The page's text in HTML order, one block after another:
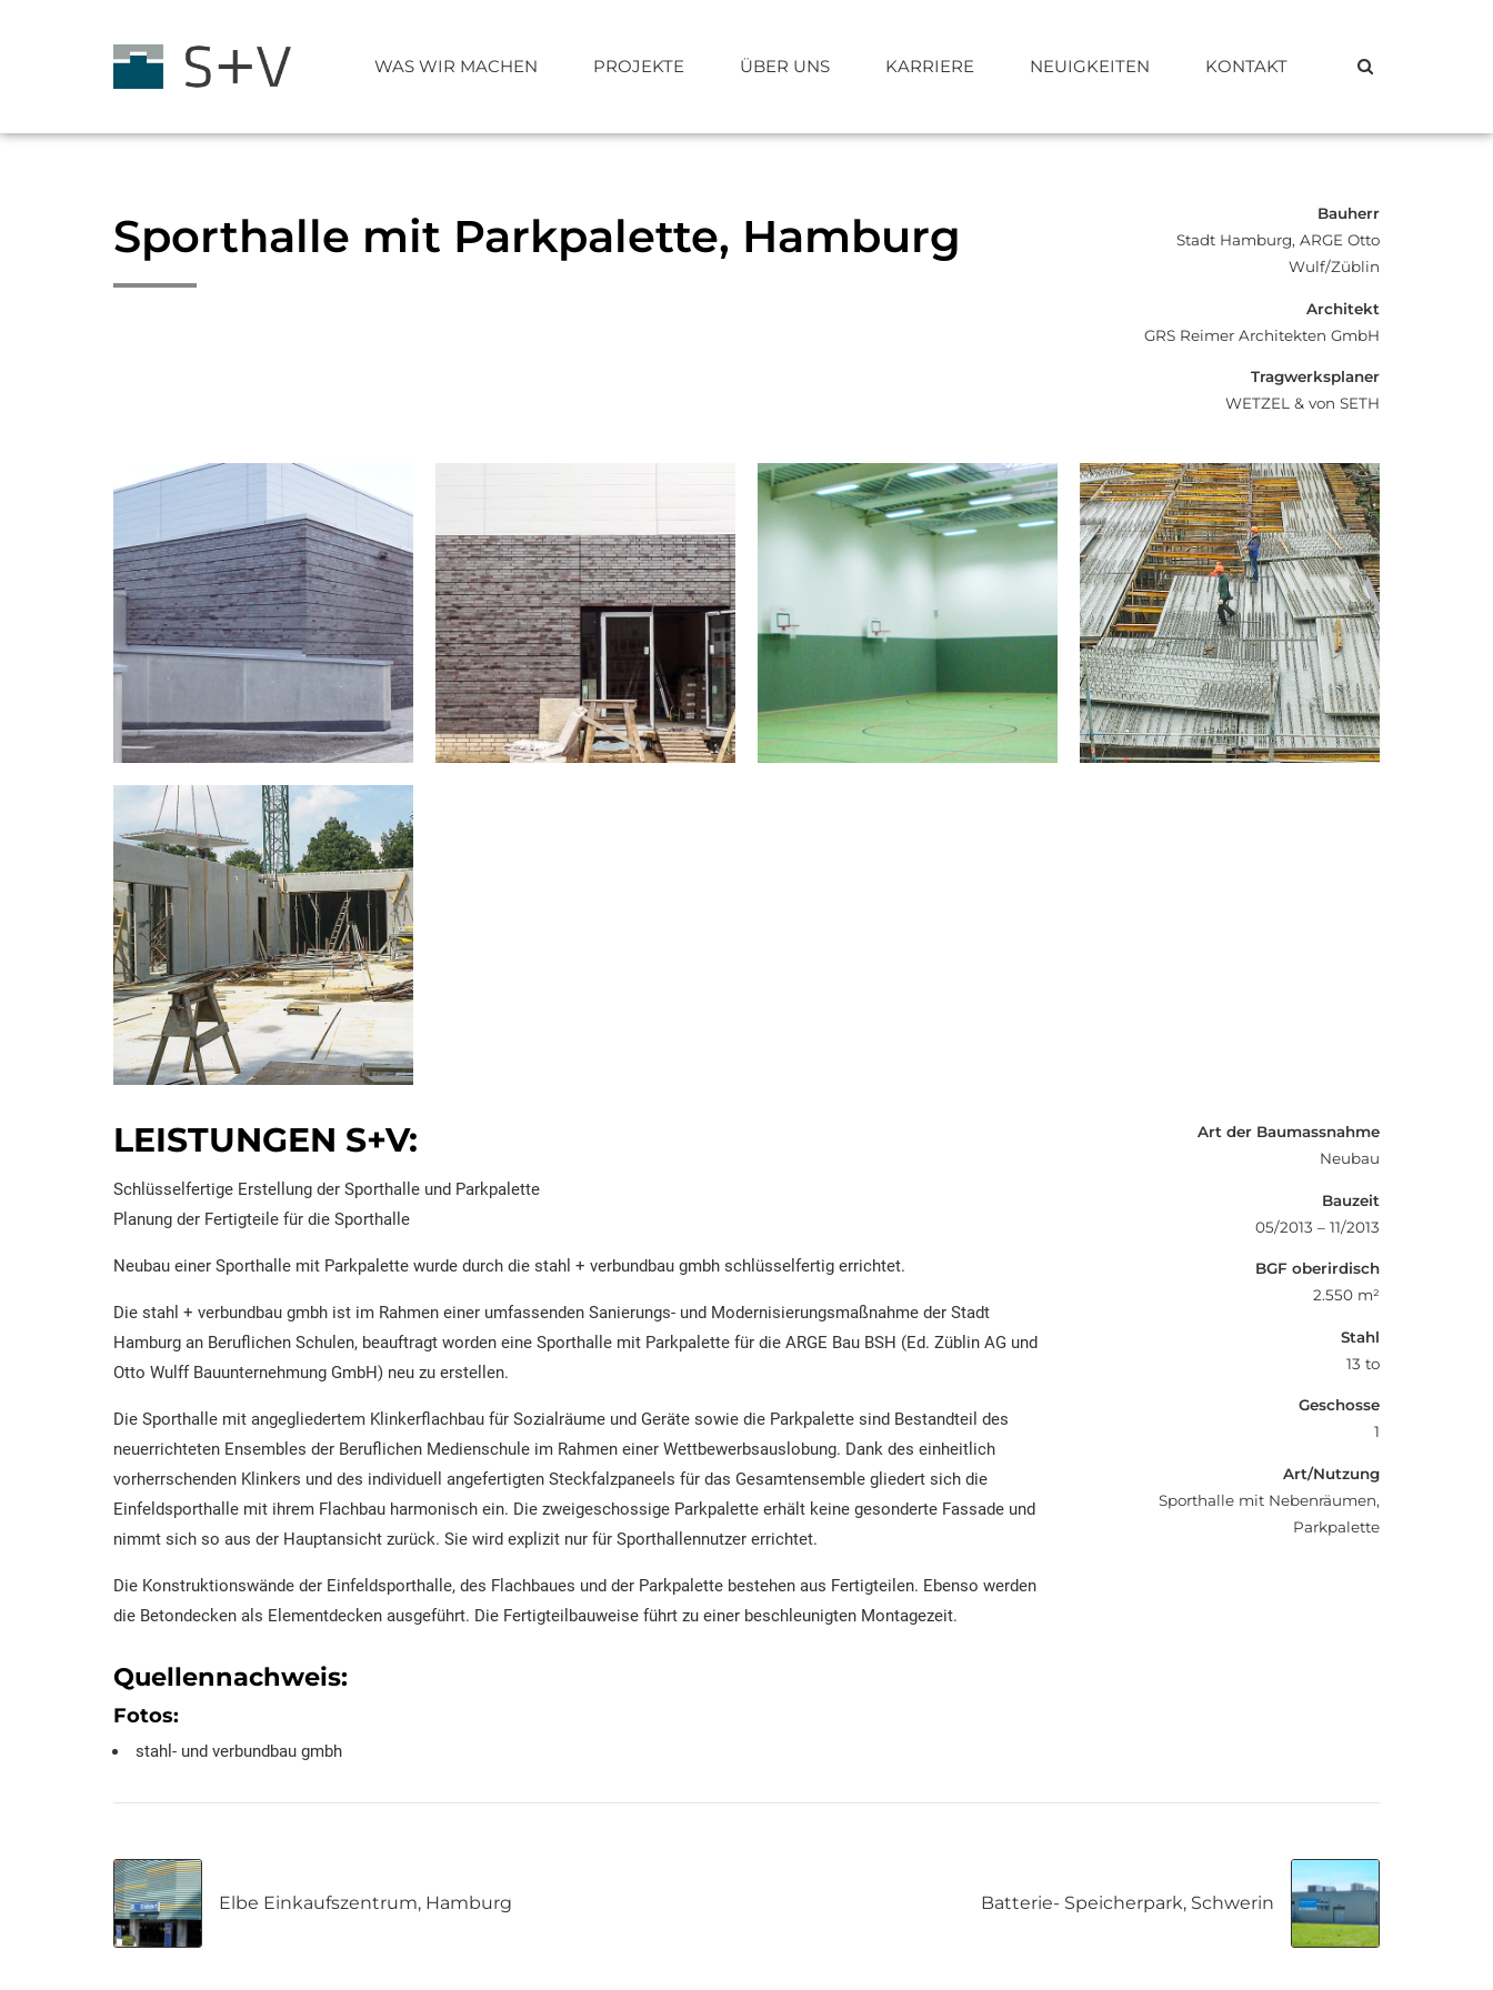
WAS WIR MACHEN
Technologie Schlüsselfertigbau
PROJEKTE ÜBER UNS KARRIERE NEUIGKEITEN KONTAKT
Sporthalle mit Parkpalette, Hamburg
Bauherr
Stadt Hamburg, ARGE Otto
Wulf/Züblin
Architekt
GRS Reimer Architekten GmbH
Tragwerksplaner
WETZEL & von SETH
LEISTUNGEN S+V:
Schlüsselfertige Erstellung der Sporthalle und Parkpalette
Planung der Fertigteile für die Sporthalle
Neubau einer Sporthalle mit Parkpalette wurde durch die stahl + verbundbau gmbh schlüsselfertig errichtet.
Die stahl + verbundbau gmbh ist im Rahmen einer umfassenden Sanierungs- und Modernisierungsmaßnahme der Stadt
Hamburg an Beruflichen Schulen, beauftragt worden eine Sporthalle mit Parkpalette für die ARGE Bau BSH (Ed. Züblin AG und
Otto Wulff Bauunternehmung GmbH) neu zu erstellen.
Die Sporthalle mit angegliedertem Klinkerflachbau für Sozialräume und Geräte sowie die Parkpalette sind Bestandteil des
neuerrichteten Ensembles der Beruflichen Medienschule im Rahmen einer Wettbewerbsauslobung. Dank des einheitlich
vorherrschenden Klinkers und des individuell angefertigten Steckfalzpaneels für das Gesamtensemble gliedert sich die
Einfeldsporthalle mit ihrem Flachbau harmonisch ein. Die zweigeschossige Parkpalette erhält keine gesonderte Fassade und
nimmt sich so aus der Hauptansicht zurück. Sie wird explizit nur für Sporthallennutzer errichtet.
Die Konstruktionswände der Einfeldsporthalle, des Flachbaues und der Parkpalette bestehen aus Fertigteilen. Ebenso werden
die Betondecken als Elementdecken ausgeführt. Die Fertigteilbauweise führt zu einer beschleunigten Montagezeit.
Quellennachweis:
Fotos:
stahl- und verbundbau gmbh
Art der Baumassnahme
Neubau
Bauzeit
05/2013 – 11/2013
BGF oberirdisch
2.550 m²
Stahl
13 to
Geschosse
1
Art/Nutzung
Sporthalle mit Nebenräumen,
Parkpalette
Elbe Einkaufszentrum, Hamburg Batterie- Speicherpark, Schwerin
SPORTHALLE MIT PARKPALETTE, HAMBURG